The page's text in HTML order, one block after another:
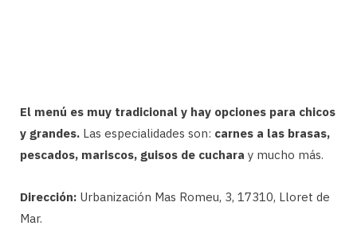
El menú es muy tradicional y hay opciones para chicos
y grandes. Las especialidades son: carnes a las brasas,
pescados, mariscos, guisos de cuchara y mucho más.
Dirección: Urbanización Mas Romeu, 3, 17310, Lloret de
Mar.